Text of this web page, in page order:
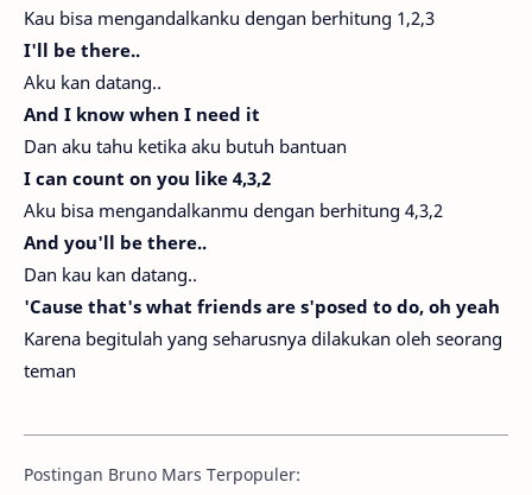
Kau bisa mengandalkanku dengan berhitung 1,2,3
I'll be there..
Aku kan datang..
And I know when I need it
Dan aku tahu ketika aku butuh bantuan
I can count on you like 4,3,2
Aku bisa mengandalkanmu dengan berhitung 4,3,2
And you'll be there..
Dan kau kan datang..
'Cause that's what friends are s'posed to do, oh yeah
Karena begitulah yang seharusnya dilakukan oleh seorang
teman
Postingan Bruno Mars Terpopuler: